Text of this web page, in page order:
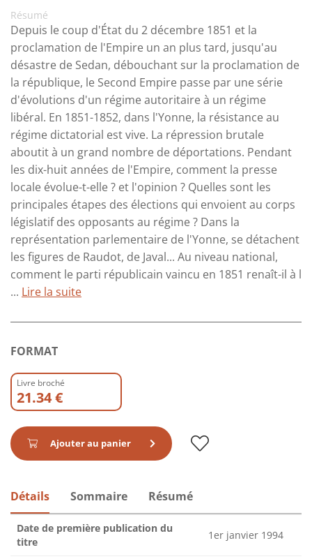
Résumé
Depuis le coup d'État du 2 décembre 1851 et la
proclamation de l'Empire un an plus tard, jusqu'au
désastre de Sedan, débouchant sur la proclamation de
la république, le Second Empire passe par une série
d'évolutions d'un régime autoritaire à un régime
libéral. En 1851-1852, dans l'Yonne, la résistance au
régime dictatorial est vive. La répression brutale
aboutit à un grand nombre de déportations. Pendant
les dix-huit années de l'Empire, comment la presse
locale évolue-t-elle ? et l'opinion ? Quelles sont les
principales étapes des élections qui envoient au corps
législatif des opposants au régime ? Dans la
représentation parlementaire de l'Yonne, se détachent
les figures de Raudot, de Javal... Au niveau national,
comment le parti républicain vaincu en 1851 renaît-il à l
... Lire la suite
FORMAT
Livre broché
21.34 €
Ajouter au panier
Détails Sommaire Résumé
Date de première publication du
titre
1er janvier 1994